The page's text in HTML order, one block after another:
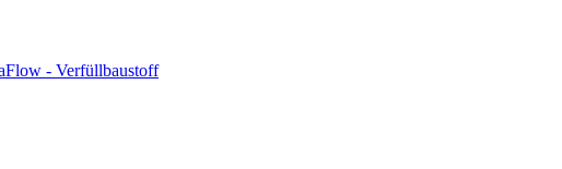
- Verfüllbaustoff